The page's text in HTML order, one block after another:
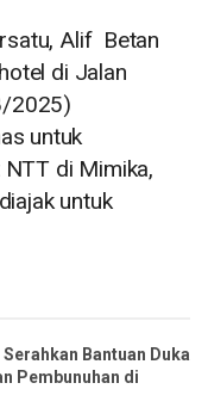
Alif Betan
di Jalan
2025)
untuk
di Mimika,
untuk
Bantuan Duka
Pembunuhan di